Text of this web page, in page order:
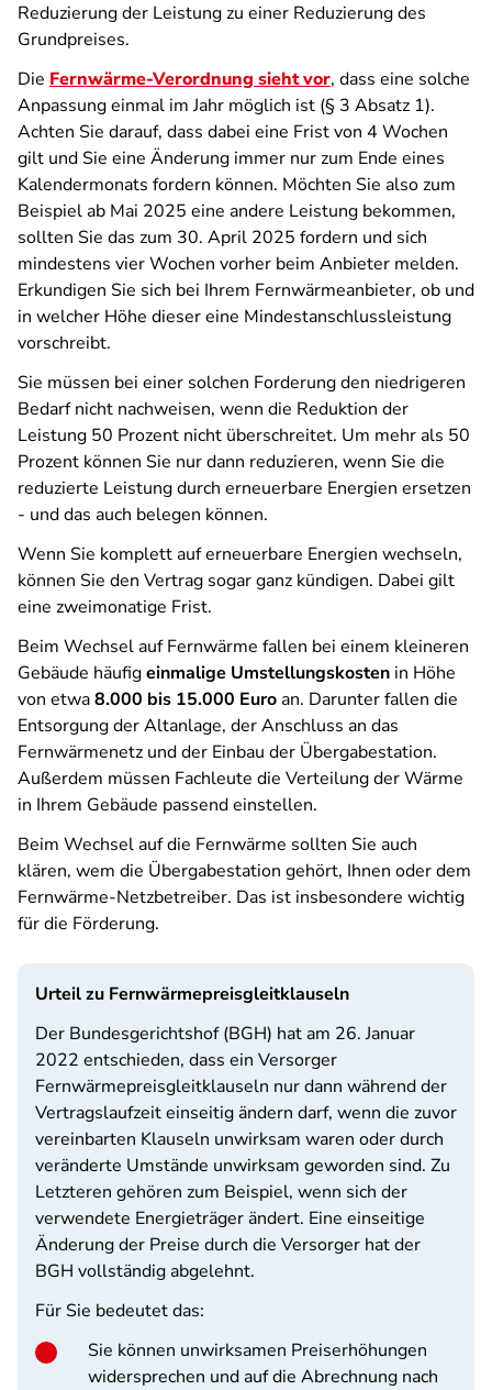
Reduzierung der Leistung zu einer Reduzierung des
Grundpreises.
Die Fernwärme-Verordnung sieht vor, dass eine solche
Anpassung einmal im Jahr möglich ist (§ 3 Absatz 1).
Achten Sie darauf, dass dabei eine Frist von 4 Wochen
gilt und Sie eine Änderung immer nur zum Ende eines
Kalendermonats fordern können. Möchten Sie also zum
Beispiel ab Mai 2025 eine andere Leistung bekommen,
sollten Sie das zum 30. April 2025 fordern und sich
mindestens vier Wochen vorher beim Anbieter melden.
Erkundigen Sie sich bei Ihrem Fernwärmeanbieter, ob und
in welcher Höhe dieser eine Mindestanschlussleistung
vorschreibt.
Sie müssen bei einer solchen Forderung den niedrigeren
Bedarf nicht nachweisen, wenn die Reduktion der
Leistung 50 Prozent nicht überschreitet. Um mehr als 50
Prozent können Sie nur dann reduzieren, wenn Sie die
reduzierte Leistung durch erneuerbare Energien ersetzen
- und das auch belegen können.
Wenn Sie komplett auf erneuerbare Energien wechseln,
können Sie den Vertrag sogar ganz kündigen. Dabei gilt
eine zweimonatige Frist.
Beim Wechsel auf Fernwärme fallen bei einem kleineren
Gebäude häufigeinmalige Umstellungskosten in Höhe
von etwa8.000 bis 15.000 Euroan. Darunter fallen die
Entsorgung der Altanlage, der Anschluss an das
Fernwärmenetz und der Einbau der Übergabestation.
Außerdem müssen Fachleute die Verteilung der Wärme
in Ihrem Gebäude passend einstellen.
Beim Wechsel auf die Fernwärme sollten Sie auch
klären, wem die Übergabestation gehört, Ihnen oder dem
Fernwärme-Netzbetreiber. Das ist insbesondere wichtig
für die Förderung.
Urteil zu Fernwärmepreisgleitklauseln
Der Bundesgerichtshof (BGH) hat am 26. Januar
2022 entschieden, dass ein Versorger
Fernwärmepreisgleitklauseln nur dann während der
Vertragslaufzeit einseitig ändern darf, wenn die zuvor
vereinbarten Klauseln unwirksam waren oder durch
veränderte Umstände unwirksam geworden sind. Zu
Letzteren gehören zum Beispiel, wenn sich der
verwendete Energieträger ändert. Eine einseitige
Änderung der Preise durch die Versorger hat der
BGH vollständig abgelehnt.
Für Sie bedeutet das:
Sie können unwirksamen Preiserhöhungen
widersprechen und auf die Abrechnung nach